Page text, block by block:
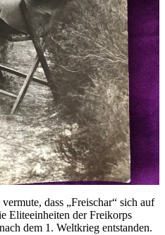
dass „Freischar“ sich auf
Eliteeinheiten der Freikorps
dem 1. Weltkrieg entstanden.